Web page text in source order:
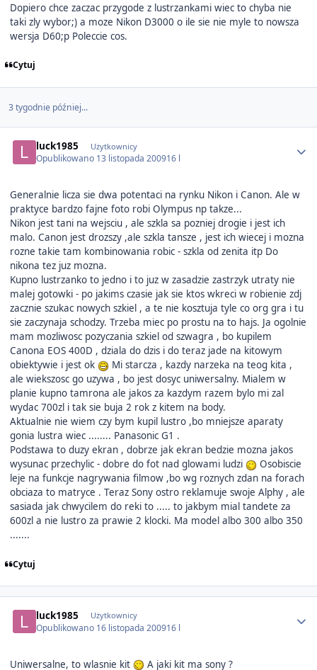
Dopiero chce zaczac przygode z lustrzankami wiec to chyba nie
taki zly wybor;) a moze Nikon D3000 o ile sie nie myle to nowsza
wersja D60;p Poleccie cos.
Cytuj
3 tygodnie później...
luck1985 Użytkownicy
Opublikowano 13 listopada 200916 l
Generalnie licza sie dwa potentaci na rynku Nikon i Canon. Ale w
praktyce bardzo fajne foto robi Olympus np takze...
Nikon jest tani na wejsciu , ale szkla sa pozniej drogie i jest ich
malo. Canon jest drozszy ,ale szkla tansze , jest ich wiecej i mozna
rozne takie tam kombinowania robic - szkla od zenita itp Do
nikona tez juz mozna.
Kupno lustrzanko to jedno i to juz w zasadzie zastrzyk utraty nie
malej gotowki - po jakims czasie jak sie ktos wkreci w robienie zdj
zacznie szukac nowych szkiel , a te nie kosztuja tyle co org gra i tu
sie zaczynaja schodzy. Trzeba miec po prostu na to hajs. Ja ogolnie
mam mozliwosc pozyczania szkiel od szwagra , bo kupilem
Canona EOS 400D , dziala do dzis i do teraz jade na kitowym
obiektywie i jest ok
Mi starcza , kazdy narzeka na teog kita ,
ale wiekszosc go uzywa , bo jest dosyc uniwersalny. Mialem w
planie kupno tamrona ale jakos za kazdym razem bylo mi zal
wydac 700zl i tak sie buja 2 rok z kitem na body.
Aktualnie nie wiem czy bym kupil lustro ,bo mniejsze aparaty
gonia lustra wiec ........ Panasonic G1 .
Podstawa to duzy ekran , dobrze jak ekran bedzie mozna jakos
wysunac przechylic - dobre do fot nad glowami ludzi
Osobiscie
leje na funkcje nagrywania filmow ,bo wg roznych zdan na forach
obciaza to matryce . Teraz Sony ostro reklamuje swoje Alphy , ale
sasiada jak chwycilem do reki to ..... to jakbym mial tandete za
600zl a nie lustro za prawie 2 klocki. Ma model albo 300 albo 350
.......
Cytuj
luck1985 Użytkownicy
Opublikowano 16 listopada 200916 l
Uniwersalne, to wlasnie kit A jaki kit ma sony ?